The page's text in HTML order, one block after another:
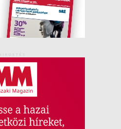
HIRDETÉS